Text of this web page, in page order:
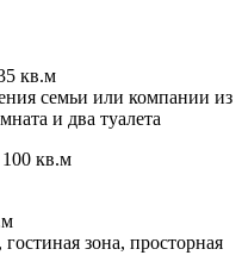
кв.м
семьи или компании из
и два туалета
кв.м
зона, просторная